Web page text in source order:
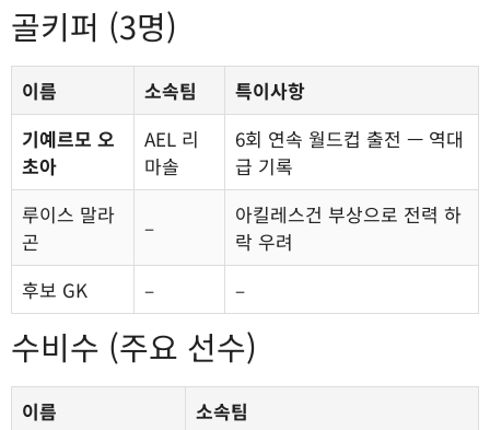
골키퍼 (3명)
이름 소속팀
특이사항
기예르모 오
초아
AEL 리
마솔
6회 연속 월드컵 출전 — 역대
급 기록
루이스 말라
곤
–
아킬레스건 부상으로 전력 하
락 우려
후보 GK
– –
수비수 (주요 선수)
이름
소속팀